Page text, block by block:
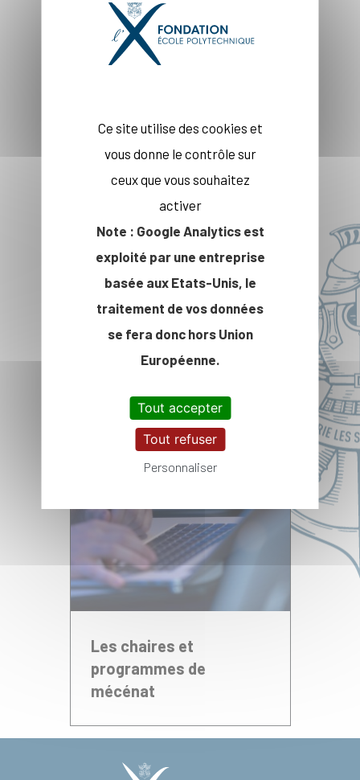
partenaires
Les chaires et
programmes de
mécénat
Ce site utilise des cookies et
vous donne le contrôle sur
ceux que vous souhaitez
activer
Note : Google Analytics est
exploité par une entreprise
basée aux Etats-Unis, le
traitement de vos données
se fera donc hors Union
Européenne.
Tout accepter
Tout refuser
Personnaliser